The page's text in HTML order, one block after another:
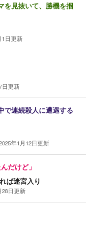
を見抜いて、勝機を掴
1日更新
日更新
で連続殺人に遭遇する
年1月12日更新
だけど」
ば迷宮入り
日更新